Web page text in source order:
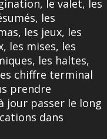
le valet, les
les
les jeux, les
les mises, les
les haltes,
chiffre terminal
prendre
jour passer le long
dans